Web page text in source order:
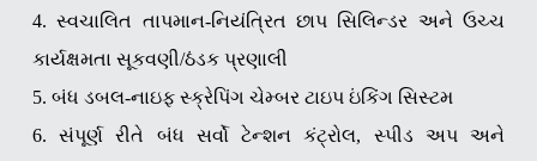
4. સ્વચાલિત તાપમાન-નિયંત્રિત છાપ સિલિન્ડર અને ઉચ્ચ
કાર્યક્ષમતા સૂકવણી/ઠંડક પ્રણાલી
5. બંધ ડબલ-નાઇફ સ્ક્રેપિંગ ચેમ્બર ટાઇપ ઇંકિંગ સિસ્ટમ
6. સંપૂર્ણ રીતે બંધ સર્વો ટેન્શન કંટ્રોલ, સ્પીડ અપ અને